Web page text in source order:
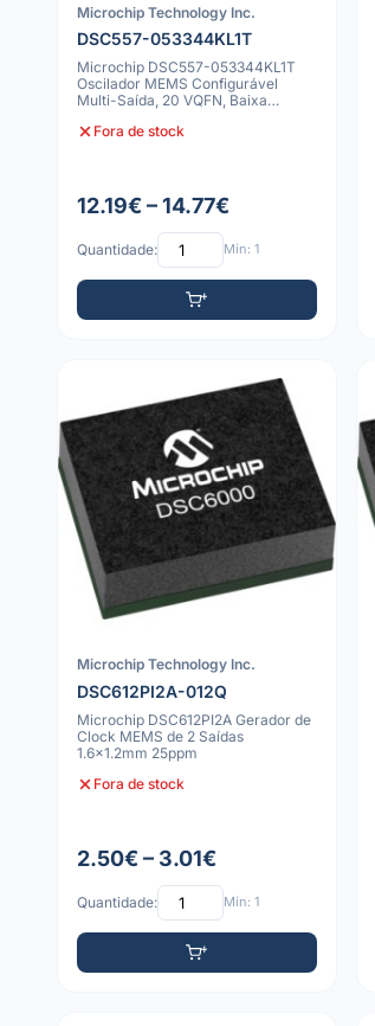
Microchip Technology Inc.
DSC557-053344KL1T
Microchip DSC557-053344KL1T
Oscilador MEMS Configurável
Multi-Saída, 20 VQFN, Baixa
Fora de stock
12.19€ – 14.77€
Quantidade: Mín: 1
Microchip Technology Inc.
DSC612PI2A-012Q
Microchip DSC612PI2A Gerador de
Clock MEMS de 2 Saídas
1.6x1.2mm 25ppm
Fora de stock
2.50€ – 3.01€
Quantidade: Mín: 1